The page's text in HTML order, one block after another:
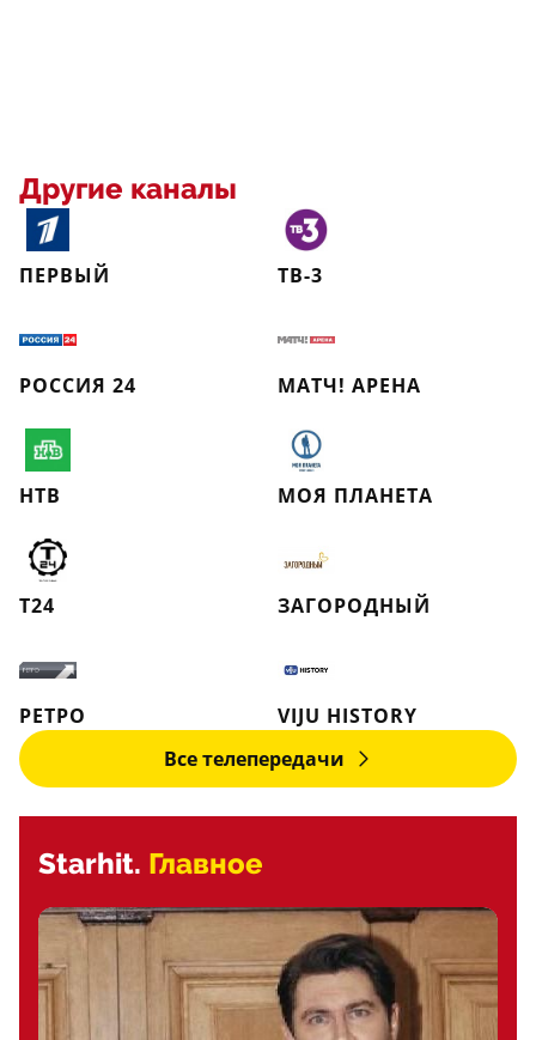
Другие каналы
ПЕРВЫЙ ТВ-3
РОССИЯ 24 МАТЧ! АРЕНА
НТВ МОЯ ПЛАНЕТА
Т24 ЗАГОРОДНЫЙ
РЕТРО
VIJU HISTORY
Все телепередачи
Starhit. Главное